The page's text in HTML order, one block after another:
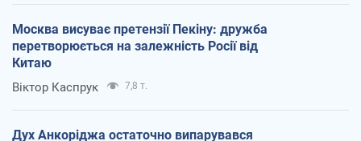
Москва висуває претензії Пекіну: дружба
перетворюється на залежність Росії від
Китаю
Віктор Каспрук 7,8 т.
Дух Анкоріджа остаточно випарувався